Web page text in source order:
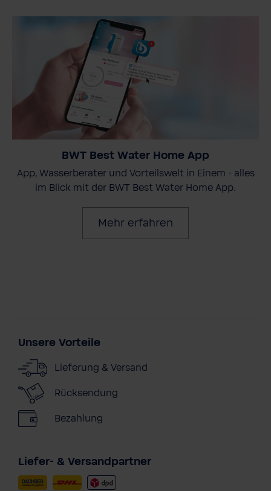
BWT Best Water Home App
App, Wasserberater und Vorteilswelt in Einem - alles
im Blick mit der BWT Best Water Home App.
Mehr erfahren
Unsere Vorteile
Lieferung & Versand
Rücksendung
Bezahlung
Liefer- & Versandpartner